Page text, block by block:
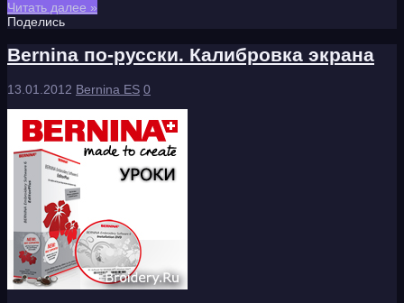
Читать далее »
Поделись
Bernina по-русски. Калибровка экрана
13.01.2012 Bernina ES 0